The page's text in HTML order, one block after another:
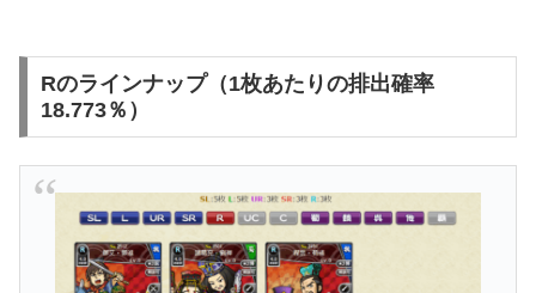
Rのラインナップ（1枚あたりの排出確率
18.773％）